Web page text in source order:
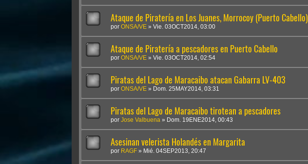
Ataque de Piratería en Los Juanes, Morrocoy (Puerto Cabello)
por ONSA/VE » Vie. 03OCT2014, 03:00
Ataque de Piratería a pescadores en Puerto Cabello
por ONSA/VE » Vie. 03OCT2014, 02:54
Piratas del Lago de Maracaibo atacan Gabarra LV-403
por ONSA/VE » Dom. 25MAY2014, 03:31
Piratas del Lago de Maracaibo tirotean a pescadores
por Jose Valbuena » Dom. 19ENE2014, 00:43
Asesinan velerista Holandés en Margarita
por RAGF » Mié. 04SEP2013, 20:47